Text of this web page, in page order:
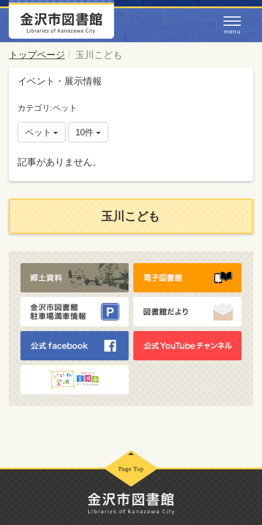
トップページ 玉川こども
イベント・展示情報
カテゴリ:ペット
ペット 10件
記事がありません。
玉川こども